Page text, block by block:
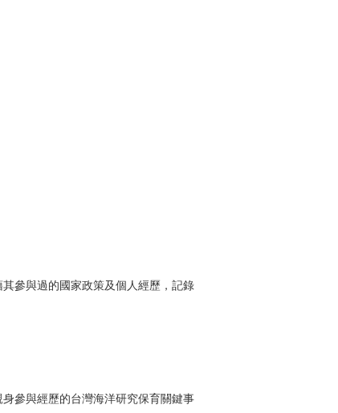
參與過的國家政策及個人經歷，記錄
參與經歷的台灣海洋研究保育關鍵事